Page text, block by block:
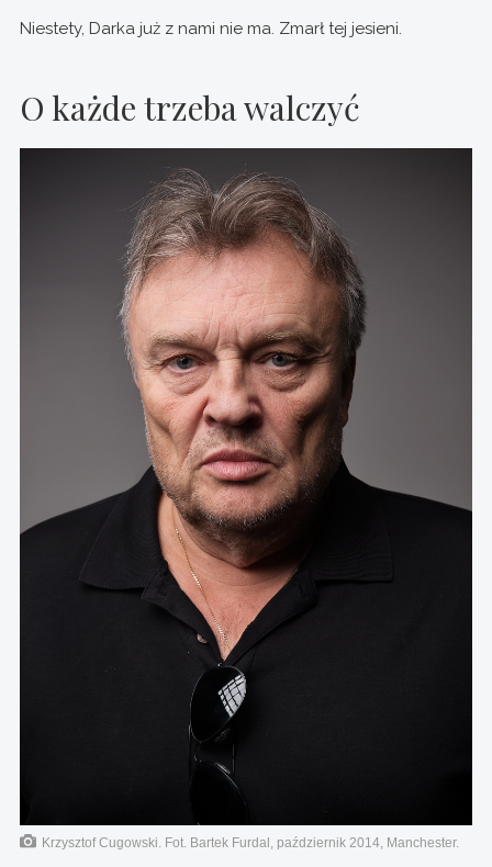
Niestety, Darka już z nami nie ma. Zmarł tej jesieni.
O każde trzeba walczyć
Krzysztof Cugowski. Fot. Bartek Furdal, październik 2014, Manchester.